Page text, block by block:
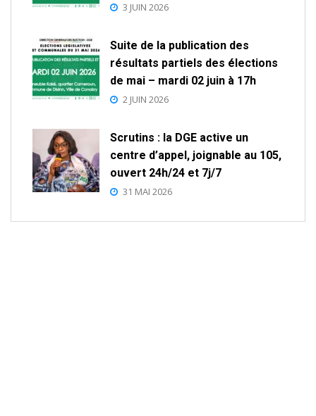
3 JUIN 2026
Suite de la publication des
résultats partiels des élections
de mai – mardi 02 juin à 17h
2 JUIN 2026
Scrutins : la DGE active un
centre d’appel, joignable au 105,
ouvert 24h/24 et 7j/7
31 MAI 2026